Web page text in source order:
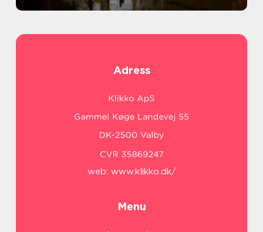
Adress
web: www.klikko.dk/
Menu